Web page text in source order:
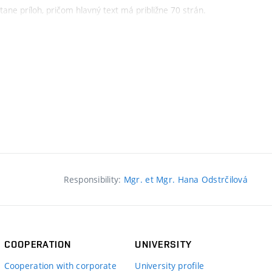
Grade
príloh, pričom hlavný text má približne 70 strán.
experimentálne metódy, vo štvrtej kapitole je
metódy použité, kde sa vyskytli problémy a ako
V texte sa občas vyskytujú neodborné alebo
metódami, pričom v stati 6.3.3 došiel k záveru, že
metódou PDA, čo je vysvetlené nedostatočným
Responsibility: Mgr. et Mgr. Hana Odstrčilová
COOPERATION
Cooperation with corporate
UNIVERSITY
University profile